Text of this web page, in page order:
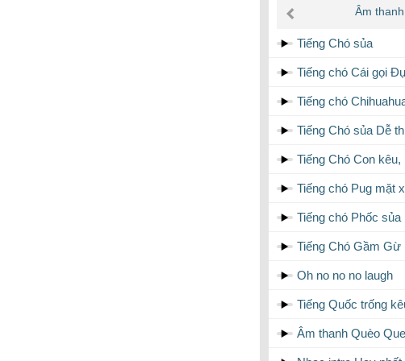
thanh
Âm
Tiếng Chó sủa
Tiếng chó Cái gọi
Tiếng chó
Tiếng Chó sủa Dễ
Tiếng Chó Con
Tiếng chó Pug mặt
Tiếng chó Phốc sủa
Tiếng Chó Gầm Gừ
Oh no no no laugh
Tiếng Quốc trống
Âm thanh Quèo